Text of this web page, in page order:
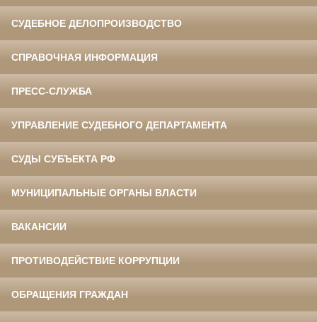
СУДЕБНОЕ ДЕЛОПРОИЗВОДСТВО
СПРАВОЧНАЯ ИНФОРМАЦИЯ
ПРЕСС-СЛУЖБА
УПРАВЛЕНИЕ СУДЕБНОГО ДЕПАРТАМЕНТА
СУДЫ СУБЪЕКТА РФ
МУНИЦИПАЛЬНЫЕ ОРГАНЫ ВЛАСТИ
ВАКАНСИИ
ПРОТИВОДЕЙСТВИЕ КОРРУПЦИИ
ОБРАЩЕНИЯ ГРАЖДАН